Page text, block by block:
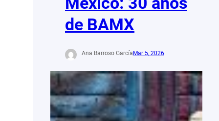
de BAMX
Ana Barroso García Mar 5, 2026